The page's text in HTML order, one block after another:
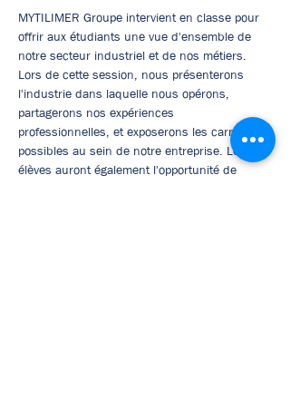
MYTILIMER Groupe intervient en classe pour
offrir aux étudiants une vue d'ensemble de
notre secteur industriel et de nos métiers.
Lors de cette session, nous présenterons
l'industrie dans laquelle nous opérons,
partagerons nos expériences
professionnelles, et exposerons les carrières
possibles au sein de notre entreprise. Les
élèves auront également l'opportunité de